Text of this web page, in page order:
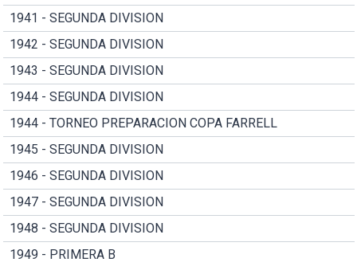
1941 - SEGUNDA DIVISION
1942 - SEGUNDA DIVISION
1943 - SEGUNDA DIVISION
1944 - SEGUNDA DIVISION
1944 - TORNEO PREPARACION COPA FARRELL
1945 - SEGUNDA DIVISION
1946 - SEGUNDA DIVISION
1947 - SEGUNDA DIVISION
1948 - SEGUNDA DIVISION
1949 - PRIMERA B